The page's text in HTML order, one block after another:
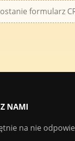
formularz
NAMI
na nie